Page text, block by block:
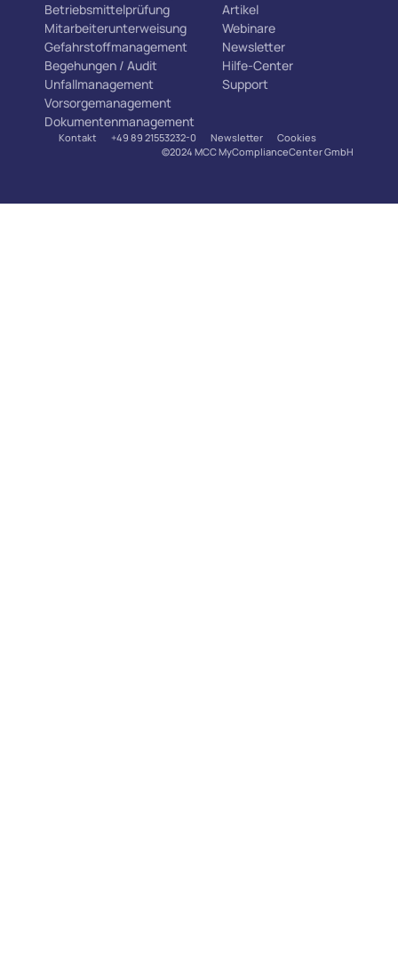
Betriebsmittelprüfung
Mitarbeiterunterweisung
Gefahrstoffmanagement
Begehungen / Audit
Unfallmanagement
Vorsorgemanagement
Dokumentenmanagement
Artikel
Webinare
Newsletter
Hilfe-Center
Support
Kontakt +49 89 21553232-0 Newsletter
Cookies
©2024 MCC MyComplianceCenter GmbH